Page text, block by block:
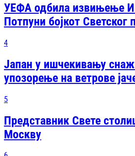
УЕФА одбила извињење
Потпуни бојкот Светског
4
Јапан у ишчекивању
упозорење на ветрове
5
Представник Свете
Москву